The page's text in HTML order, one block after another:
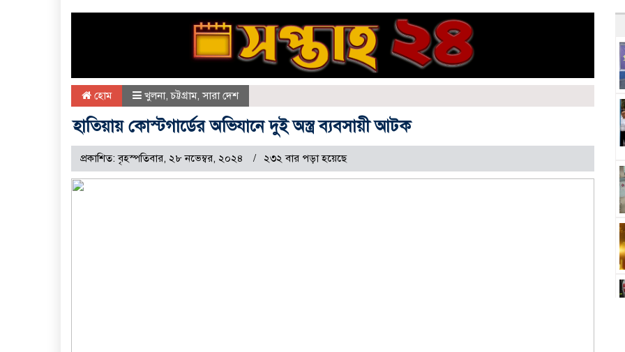
হোম খুলনা,চট্টগ্রাম,সারা দেশ
হাতিয়ায় কোস্টগার্ডের অভিযানে দুই অস্ত্র ব্যবসায়ী আটক
প্রকাশিত: বৃহস্পতিবার, ২৮ নভেম্বর, ২০২৪ ২৩২ বার পড়া হয়েছে